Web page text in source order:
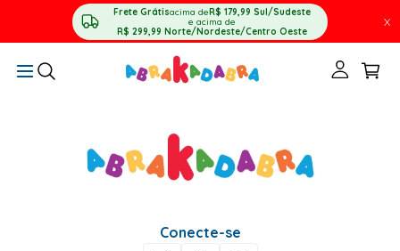
Frete Grátisacima deR$ 179,99 Sul/Sudeste
e acima de
R$ 299,99 Norte/Nordeste/Centro Oeste
X
Conecte-se